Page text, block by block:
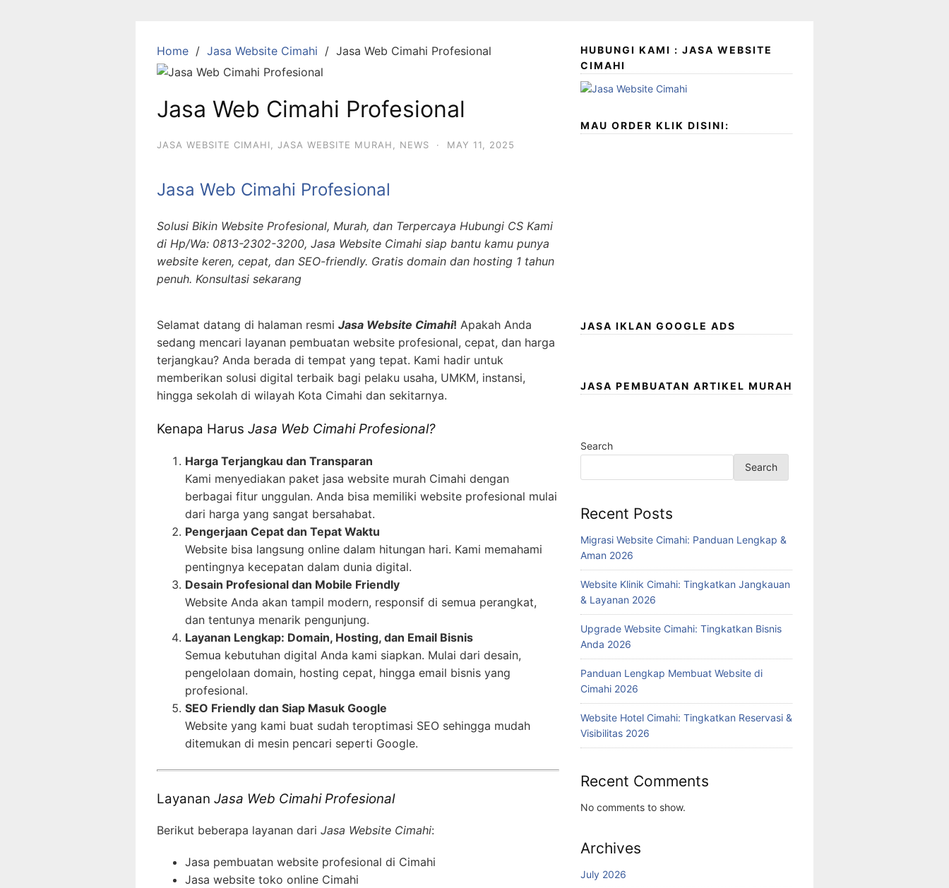
Home Jasa Website Cimahi Jasa Web Cimahi Profesional
Jasa Web Cimahi Profesional
JASA WEBSITE CIMAHI JASA WEBSITE MURAH NEWS · MAY 11, 2025
Jasa Web Cimahi Profesional
Solusi Bikin Website Profesional, Murah, dan Terpercaya Hubungi CS Kami
di Hp/Wa: 0813-2302-3200, Jasa Website Cimahi siap bantu kamu punya
website keren, cepat, dan SEO-friendly. Gratis domain dan hosting 1 tahun
penuh. Konsultasi sekarang
Selamat datang di halaman resmi Jasa Website Cimahi! Apakah Anda
sedang mencari layanan pembuatan website profesional, cepat, dan harga
terjangkau? Anda berada di tempat yang tepat. Kami hadir untuk
memberikan solusi digital terbaik bagi pelaku usaha, UMKM, instansi,
hingga sekolah di wilayah Kota Cimahi dan sekitarnya.
Kenapa Harus Jasa Web Cimahi Profesional?
Harga Terjangkau dan Transparan
Kami menyediakan paket jasa website murah Cimahi dengan
berbagai fitur unggulan. Anda bisa memiliki website profesional mulai
dari harga yang sangat bersahabat.
Pengerjaan Cepat dan Tepat Waktu
Website bisa langsung online dalam hitungan hari. Kami memahami
pentingnya kecepatan dalam dunia digital.
Desain Profesional dan Mobile Friendly
Website Anda akan tampil modern, responsif di semua perangkat,
dan tentunya menarik pengunjung.
Layanan Lengkap: Domain, Hosting, dan Email Bisnis
Semua kebutuhan digital Anda kami siapkan. Mulai dari desain,
pengelolaan domain, hosting cepat, hingga email bisnis yang
profesional.
SEO Friendly dan Siap Masuk Google
Website yang kami buat sudah teroptimasi SEO sehingga mudah
ditemukan di mesin pencari seperti Google.
Layanan Jasa Web Cimahi Profesional
Berikut beberapa layanan dari Jasa Website Cimahi:
Jasa pembuatan website profesional di Cimahi
Jasa website toko online Cimahi
HUBUNGI KAMI : JASA WEBSITE
CIMAHI
MAU ORDER KLIK DISINI:
JASA IKLAN GOOGLE ADS
JASA PEMBUATAN ARTIKEL MURAH
Search
Search
Recent Posts
Migrasi Website Cimahi: Panduan Lengkap &
Aman 2026
Website Klinik Cimahi: Tingkatkan Jangkauan
& Layanan 2026
Upgrade Website Cimahi: Tingkatkan Bisnis
Anda 2026
Panduan Lengkap Membuat Website di
Cimahi 2026
Website Hotel Cimahi: Tingkatkan Reservasi &
Visibilitas 2026
Recent Comments
No comments to show.
Archives
July 2026